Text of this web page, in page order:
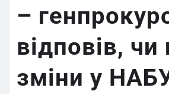
–
відповів, чи
зміни у